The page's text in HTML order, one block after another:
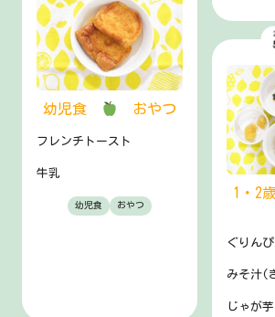
幼児食 おやつ
フレンチトースト
牛乳
幼児食 おやつ
1・2
ぐりん
みそ汁(
じゃが